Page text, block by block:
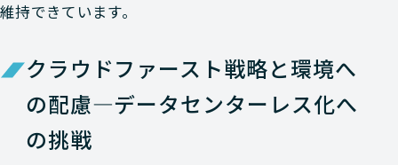
維持できています。
クラウドファースト戦略と環境へ
の配慮―データセンターレス化へ
の挑戦